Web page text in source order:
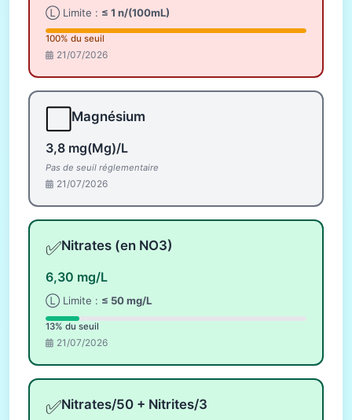
Ⓛ Limite : ≤ 1 n/(100mL)
100% du seuil
21/07/2026
Magnésium
3,8 mg(Mg)/L
Pas de seuil réglementaire
21/07/2026
✅Nitrates (en NO3)
6,30 mg/L
Ⓛ Limite : ≤ 50 mg/L
13% du seuil
21/07/2026
✅Nitrates/50 + Nitrites/3